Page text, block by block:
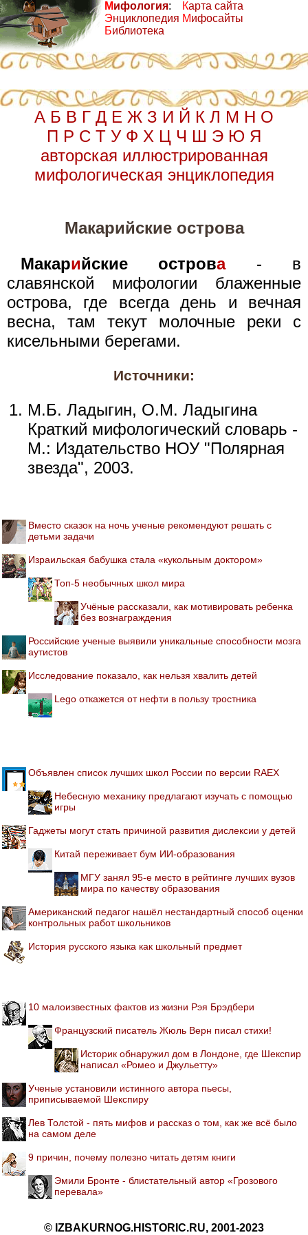
Мифология:
Энциклопедия
Библиотека
Карта сайта
Мифосайты
А Б В Г Д Е Ж З И Й К Л М Н О
П Р С Т У Ф Х Ц Ч Ш Э Ю Я
авторская иллюстрированная
мифологическая энциклопедия
Макарийские острова
Макарийские острова- в
славянской мифологии блаженные
острова, где всегда день и вечная
весна, там текут молочные реки с
кисельными берегами.
Источники:
М.Б. Ладыгин, О.М. Ладыгина
Краткий мифологический словарь -
М.: Издательство НОУ "Полярная
звезда", 2003.
Вместо сказок на ночь ученые рекомендуют решать с
детьми задачи
Израильская бабушка стала «кукольным доктором»
Топ-5 необычных школ мира
Учёные рассказали, как мотивировать ребенка
без вознаграждения
Российские ученые выявили уникальные способности мозга
аутистов
Исследование показало, как нельзя хвалить детей
Lego откажется от нефти в пользу тростника
Объявлен список лучших школ России по версии RAEX
Небесную механику предлагают изучать с помощью
игры
Гаджеты могут стать причиной развития дислексии у детей
Китай переживает бум ИИ-образования
МГУ занял 95-е место в рейтинге лучших вузов
мира по качеству образования
Американский педагог нашёл нестандартный способ оценки
контрольных работ школьников
История русского языка как школьный предмет
10 малоизвестных фактов из жизни Рэя Брэдбери
Французский писатель Жюль Верн писал стихи!
Историк обнаружил дом в Лондоне, где Шекспир
написал «Ромео и Джульетту»
Ученые установили истинного автора пьесы,
приписываемой Шекспиру
Лев Толстой - пять мифов и рассказ о том, как же всё было
на самом деле
9 причин, почему полезно читать детям книги
Эмили Бронте - блистательный автор «Грозового
перевала»
© IZBAKURNOG.HISTORIC.RU, 2001-2023